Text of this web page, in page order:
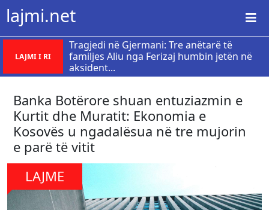
lajmi.net
LAJMI I RI
Tragjedi në Gjermani: Tre anëtarë të
familjes Aliu nga Ferizaj humbin jetën në
aksident...
Banka Botërore shuan entuziazmin e
Kurtit dhe Muratit: Ekonomia e
Kosovës u ngadalësua në tre mujorin
e parë të vitit
LAJME